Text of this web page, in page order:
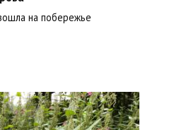
на побережье